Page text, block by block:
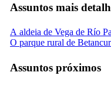
Assuntos mais
A aldeia de Vega de Río
O parque rural de
Assuntos próximos